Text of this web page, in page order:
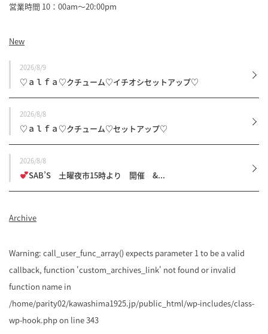
営業時間 10：00am～20:00pm
New
2026/8/9
♡ａｌｆａ♡クチューム♡イチオシセットアップ♡
2026/8/8
♡ａｌｆａ♡クチューム♡セットアップ♡
2026/8/8
SAB’S 土曜夜市15時より 開催 &...
Archive
Warning: call_user_func_array() expects parameter 1 to be a valid
callback, function 'custom_archives_link' not found or invalid
function name in
/home/parity02/kawashima1925.jp/public_html/wp-includes/class-
wp-hook.phpon line343